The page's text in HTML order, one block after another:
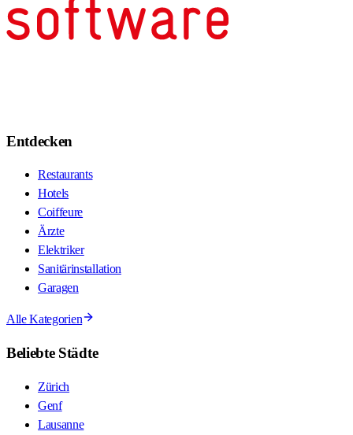
Entdecken
Restaurants
Hotels
Coiffeure
Ärzte
Elektriker
Sanitärinstallation
Garagen
Alle Kategorien
Beliebte Städte
Zürich
Genf
Lausanne